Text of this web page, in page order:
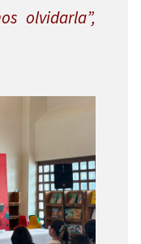
olvidarla”,